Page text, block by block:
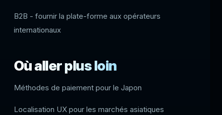
B2B - fournir la plate-forme aux opérateurs
internationaux
Où aller plus loin
Méthodes de paiement pour le Japon
Localisation UX pour les marchés asiatiques